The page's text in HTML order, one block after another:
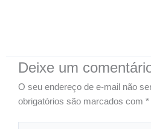
Deixe um
O seu endereço de e-mail não
obrigatórios são marcados com *